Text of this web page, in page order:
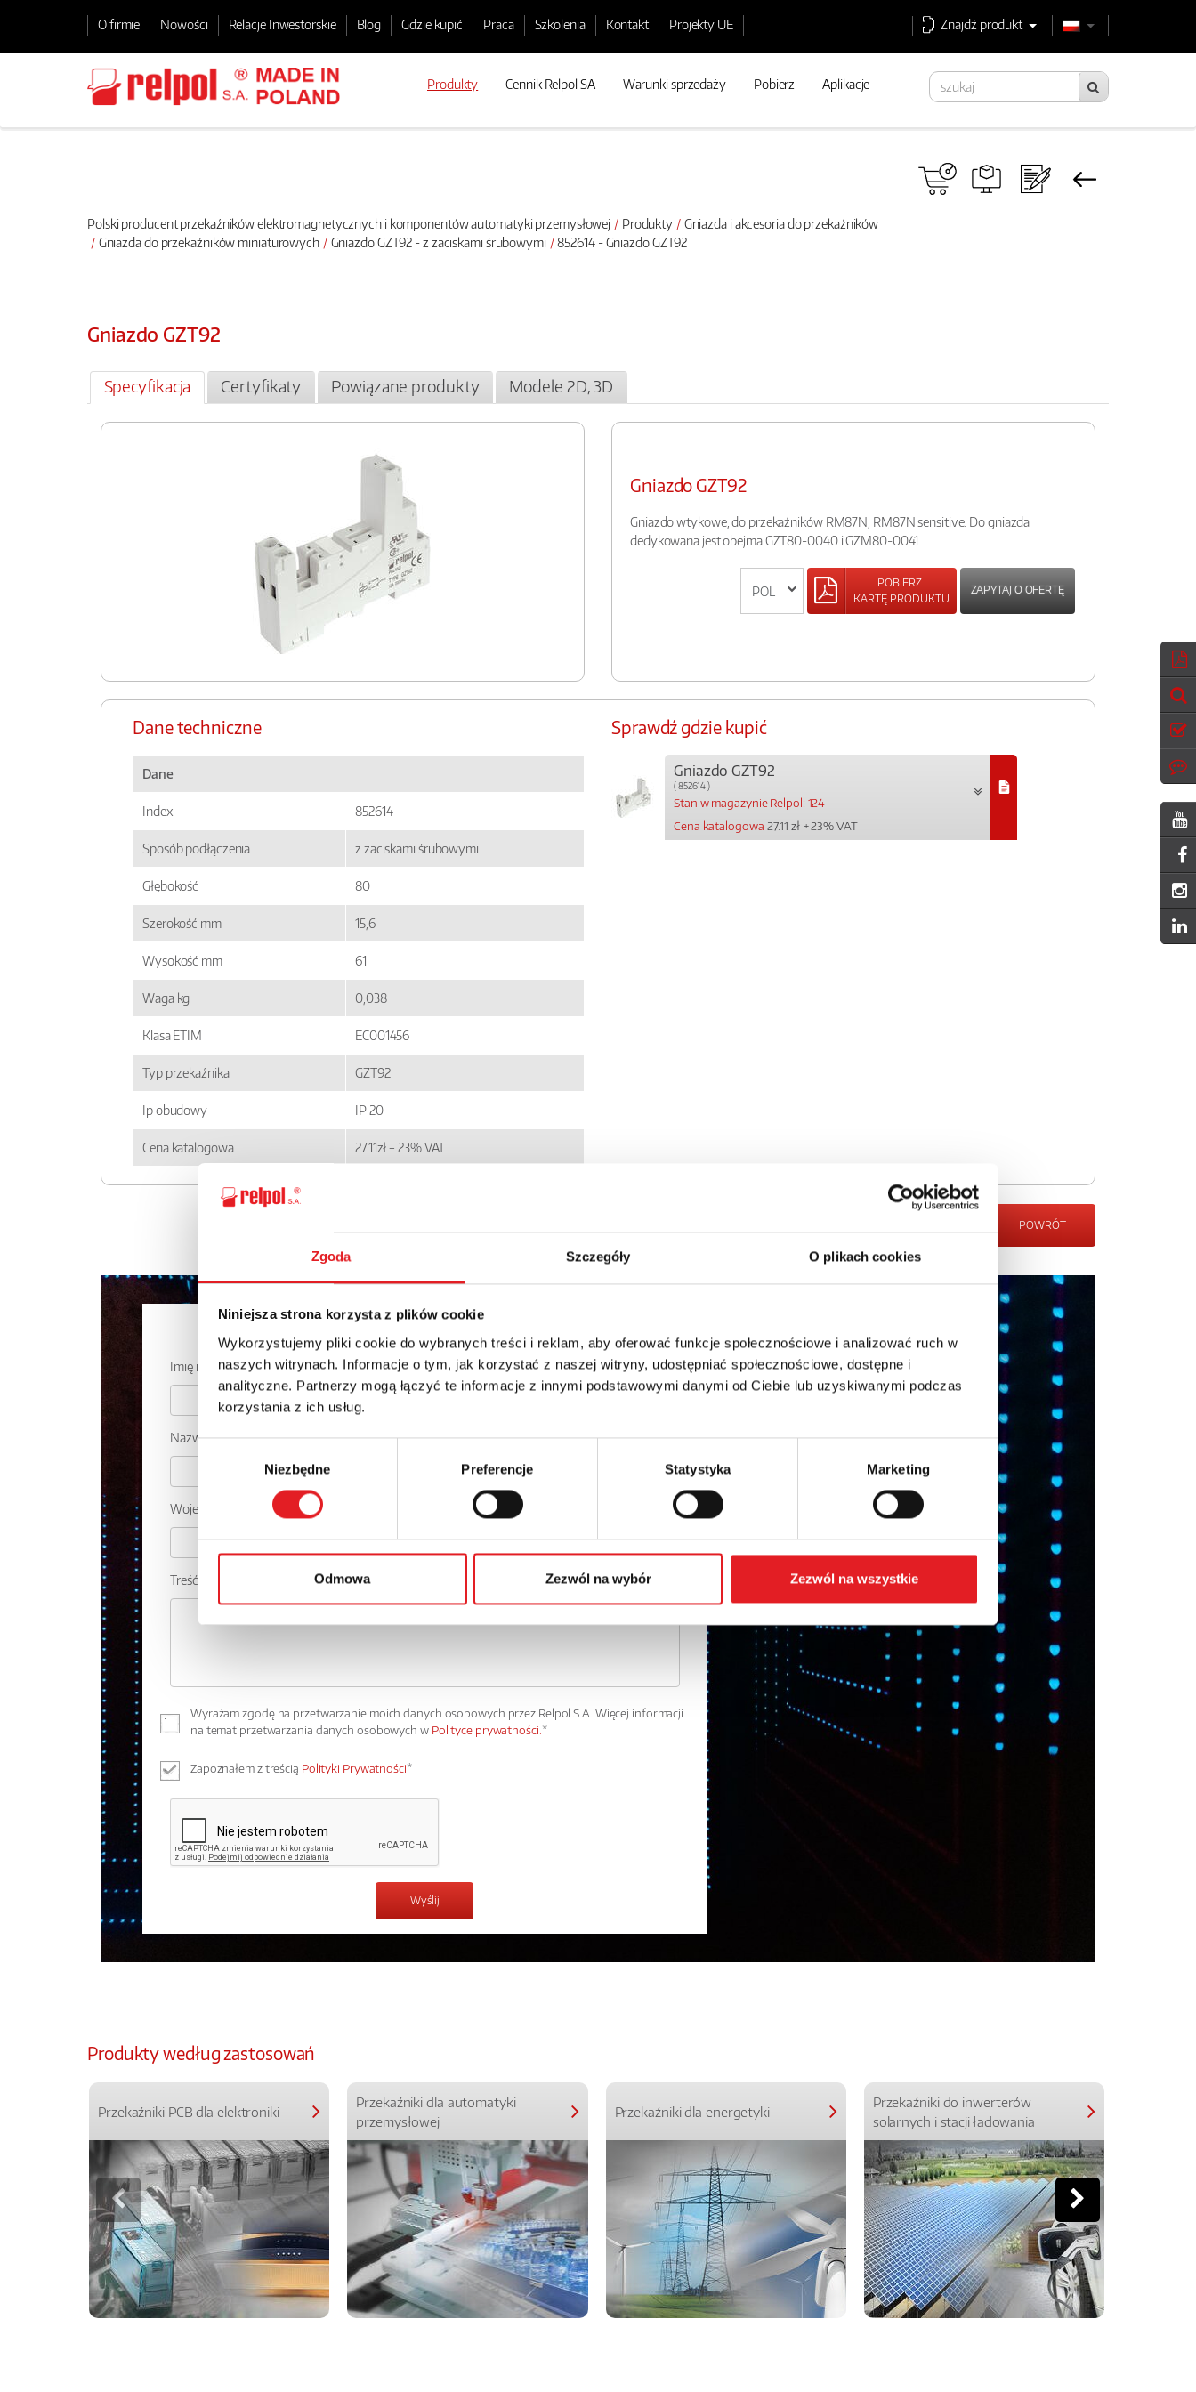
Zgoda Szczegóły O plikach cookies
Niniejsza strona korzysta z plików cookie
Wykorzystujemy pliki cookie do wybranych treści i reklam, aby oferować funkcje społecznościowe i analizować ruch w
naszych witrynach. Informacje o tym, jak korzystać z naszej witryny, udostępniać społecznościowe, dostępne i
analityczne. Partnerzy mogą łączyć te informacje z innymi podstawowymi danymi od Ciebie lub uzyskiwanymi podczas
korzystania z ich usług.
Niezbędne Preferencje Statystyka Marketing
Odmowa Zezwól na wybór Zezwól na wszystkie
O firmie Nowości Relacje Inwestorskie Blog Gdzie kupić Praca Szkolenia Kontakt Projekty UE Znajdź produkt
Produkty Cennik Relpol SA Warunki sprzedaży Pobierz Aplikacje
Polski producent przekaźników elektromagnetycznych i komponentów automatyki przemysłowej Produkty
Gniazda i akcesoria do przekaźników
Gniazda do przekaźników miniaturowych
Gniazdo GZT92 - z zaciskami śrubowymi 852614 - Gniazdo GZT92
Gniazdo GZT92
Specyfikacja Certyfikaty Powiązane produkty Modele 2D, 3D
Gniazdo GZT92
Gniazdo wtykowe, do przekaźników RM87N, RM87N sensitive. Do gniazda
dedykowana jest obejma GZT80-0040 i GZM80-0041.
POBIERZ
KARTĘ PRODUKTU
ZAPYTAJ O OFERTĘ
Dane techniczne
Dane
Index 852614
Sposób podłączenia z zaciskami śrubowymi
Głębokość 80
Szerokość mm 15,6
Wysokość mm 61
Waga kg 0,038
Klasa ETIM EC001456
Typ przekaźnika GZT92
Ip obudowy IP 20
Cena katalogowa 27.11zł + 23% VAT
Sprawdź gdzie kupić
Gniazdo GZT92
( 852614 )
Stan w magazynie Relpol: 124
Cena katalogowa 27.11 zł + 23% VAT
POWRÓT
Zapytaj o szczegóły oferty
Imię i nazwisko: * Adres e-mail: *
Nazwa firmy: Numer telefonu:
Województwo:
Treść: *
Wyrażam zgodę na przetwarzanie moich danych osobowych przez Relpol S.A. Więcej informacji
na temat przetwarzania danych osobowych w Polityce prywatności.*
Zapoznałem z treścią Polityki Prywatności*
Produkty według zastosowań
Przekaźniki PCB dla elektroniki
Przekaźniki dla automatyki
przemysłowej
Przekaźniki dla energetyki
Przekaźniki do inwerterów
solarnych i stacji ładowania